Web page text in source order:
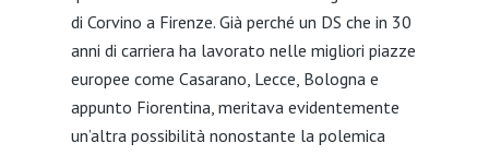
di Corvino a Firenze. Già perché un DS che in 30
anni di carriera ha lavorato nelle migliori piazze
europee come Casarano, Lecce, Bologna e
appunto Fiorentina, meritava evidentemente
un’altra possibilità nonostante la polemica